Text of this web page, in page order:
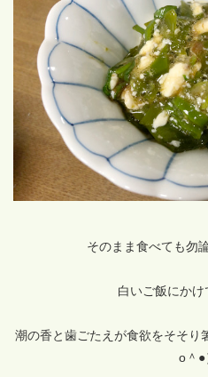
そのまま食べても勿
白いご飯にかけ
潮の香と歯ごたえが食欲をそそり
o＾●